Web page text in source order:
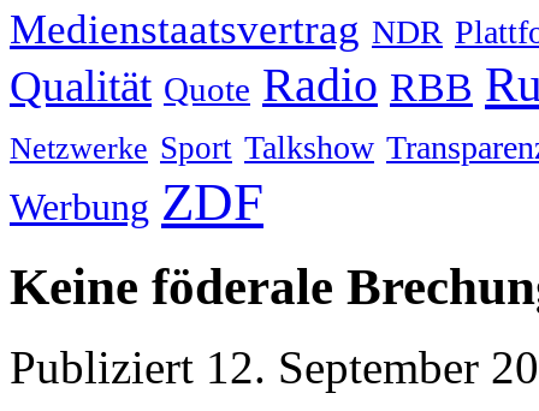
Medienstaatsvertrag NDR
Qualität Quote Radio RBB
Netzwerke Sport Talkshow
Werbung ZDF
Keine föderale
Publiziert 12. September